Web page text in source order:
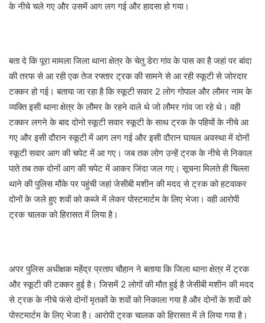
के नीचे चले गए और उसमें आग लग गई और हादसा हो गया।
बता दे कि पूरा मामला जिला थाना क्षेत्र के चेतु डेरा गांव के पास का है जहां पर बांदा
की तरफ से आ रही एक तेज रफ्तार ट्रक की सामने से आ रही स्कूटी से जोरदार
टक्कर हो गई। बताया जा रहा है कि स्कूटी सवार 2 लोग गोपाल और लौमर नाम के
व्यक्ति इसी थाना क्षेत्र के लौमर के रहने वाले थे जो लौमर गांव जा रहे थे। वही
टक्कर लगने के बाद दोनो स्कूटी सवार स्कूटी के साथ ट्रक के पहियों के नीचे आ
गए और इसी दौरान स्कूटी में आग लग गई और इसी दौरान घायल अवस्था में दोनों
स्कूटी सवार आग की चपेट में आ गए। जब तक लोग उन्हें ट्रक के नीचे से निकाल
पाते तब तक दोनों आग की चपेट में आकर जिंदा जल गए। सूचना मिलते ही चिल्ला
थाने की पुलिस मौके पर पहुंची जहां जेसीबी मशीन की मदद से ट्रक को हटवाकर
दोनों के जले हुए शवों को कब्जे में लेकर पोस्टमार्टम के लिए भेजा। वही आरोपी
ट्रक चालक को हिरासत में लिया है।
अपर पुलिस अधीक्षक महेंद्र प्रताप चौहान ने बताया कि जिला थाना क्षेत्र में ट्रक
और स्कूटी की टक्कर हुई है। जिसमें 2 लोगों की मौत हुई है जेसीबी मशीन की मदद
से ट्रक के नीचे फंसे दोनों मृतकों के शवों को निकाला गया है और दोनों के शवों को
पोस्टमार्टम के लिए भेजा है। आरोपी ट्रक चालक को हिरासत में ले लिया गया है।